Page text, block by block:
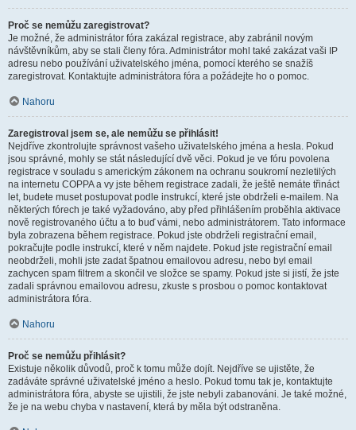
Proč se nemůžu zaregistrovat?
Je možné, že administrátor fóra zakázal registrace, aby zabránil novým
návštěvníkům, aby se stali členy fóra. Administrátor mohl také zakázat vaši IP
adresu nebo používání uživatelského jména, pomocí kterého se snažíš
zaregistrovat. Kontaktujte administrátora fóra a požádejte ho o pomoc.
Nahoru
Zaregistroval jsem se, ale nemůžu se přihlásit!
Nejdříve zkontrolujte správnost vašeho uživatelského jména a hesla. Pokud
jsou správné, mohly se stát následující dvě věci. Pokud je ve fóru povolena
registrace v souladu s americkým zákonem na ochranu soukromí nezletilých
na internetu COPPA a vy jste během registrace zadali, že ještě nemáte třináct
let, budete muset postupovat podle instrukcí, které jste obdrželi e-mailem. Na
některých fórech je také vyžadováno, aby před přihlášením proběhla aktivace
nově registrovaného účtu a to buď vámi, nebo administrátorem. Tato informace
byla zobrazena během registrace. Pokud jste obdrželi registrační email,
pokračujte podle instrukcí, které v něm najdete. Pokud jste registrační email
neobdrželi, mohli jste zadat špatnou emailovou adresu, nebo byl email
zachycen spam filtrem a skončil ve složce se spamy. Pokud jste si jistí, že jste
zadali správnou emailovou adresu, zkuste s prosbou o pomoc kontaktovat
administrátora fóra.
Nahoru
Proč se nemůžu přihlásit?
Existuje několik důvodů, proč k tomu může dojít. Nejdříve se ujistěte, že
zadáváte správné uživatelské jméno a heslo. Pokud tomu tak je, kontaktujte
administrátora fóra, abyste se ujistili, že jste nebyli zabanováni. Je také možné,
že je na webu chyba v nastavení, která by měla být odstraněna.